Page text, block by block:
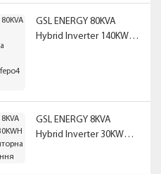
GSL ENERGY 80KVA
Hybrid Inverter 140KWH
GSL ENERGY 8KVA
Hybrid Inverter 30KWH